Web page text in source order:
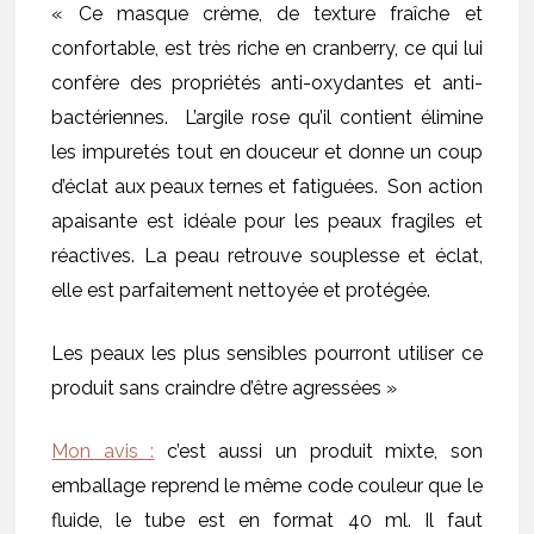
« Ce masque crème, de texture fraîche et
confortable, est très riche en cranberry, ce qui lui
confère des propriétés anti-oxydantes et anti-
bactériennes. L’argile rose qu’il contient élimine
les impuretés tout en douceur et donne un coup
d’éclat aux peaux ternes et fatiguées. Son action
apaisante est idéale pour les peaux fragiles et
réactives. La peau retrouve souplesse et éclat,
elle est parfaitement nettoyée et protégée.
Les peaux les plus sensibles pourront utiliser ce
produit sans craindre d’être agressées »
Mon avis : c’est aussi un produit mixte, son
emballage reprend le même code couleur que le
fluide, le tube est en format 40 ml. Il faut